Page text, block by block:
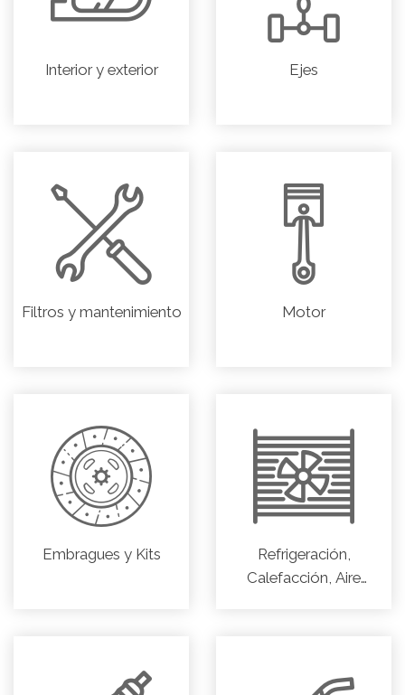
Interior y exterior Ejes
Filtros y mantenimiento Motor
Embragues y Kits
Refrigeración,
Calefacción, Aire